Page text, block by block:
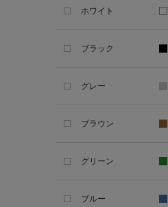
ホワイト
ブラック
グレー
ブラウン
グリーン
ブルー